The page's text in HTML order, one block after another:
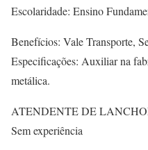
Escolaridade: Ensino
Benefícios: Vale Transporte,
Especificações: Auxiliar na
metálica.
ATENDENTE DE
Sem experiência